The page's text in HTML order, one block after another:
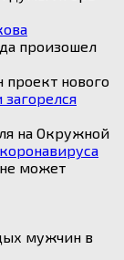
произошел
проект нового
на Окружной
может
мужчин в